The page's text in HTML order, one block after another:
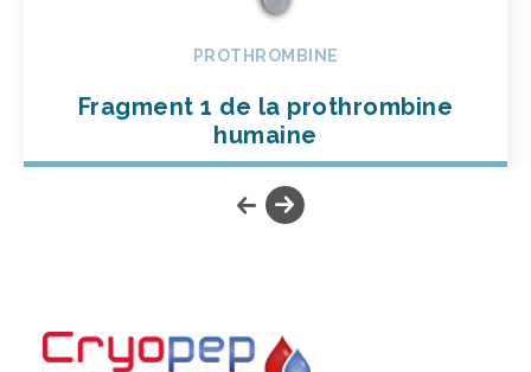
PROTHROMBINE
Fragment 1 de la prothrombine
humaine